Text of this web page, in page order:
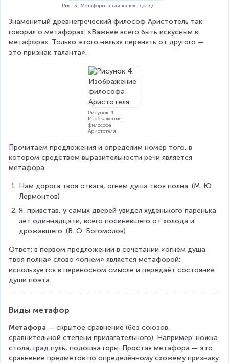
Рис. 3. Метафоризация капель дождя
Знаменитый древнегреческий философ Аристотель так
говорил о метафорах: «Важнее всего быть искусным в
метафорах. Только этого нельзя перенять от другого —
это признак таланта».
Рисунок 4.
Изображение
философа
Аристотеля
Прочитаем предложения и определим номер того, в
котором средством выразительности речи является
метафора.
Нам дорога твоя отвага, огнем душа твоя полна. (М. Ю.
Лермонтов)
Я, привстав, у самых дверей увидел худенького паренька
лет одиннадцати, всего посиневшего от холода и
дрожавшего. (В. О. Богомолов)
Ответ: в первом предложении в сочетании «огнём душа
твоя полна» слово «огнём» является метафорой:
используется в переносном смысле и передаёт состояние
души поэта.
Виды метафор
Метафора — скрытое сравнение (без союзов,
сравнительной степени прилагательного). Например: ножка
стола, град пуль, подошва горы. Простая метафора — это
сравнение предметов по определённому схожему признаку: